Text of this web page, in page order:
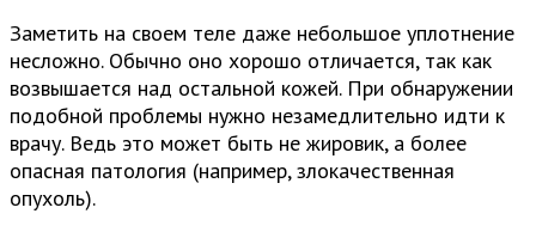
Заметить на своем теле даже небольшое уплотнение
несложно. Обычно оно хорошо отличается, так как
возвышается над остальной кожей. При обнаружении
подобной проблемы нужно незамедлительно идти к
врачу. Ведь это может быть не жировик, а более
опасная патология (например, злокачественная
опухоль).